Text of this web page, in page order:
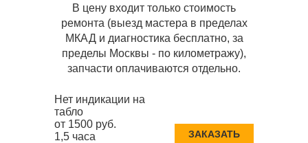
В цену входит только стоимость
ремонта (выезд мастера в пределах
МКАД и диагностика бесплатно, за
пределы Москвы - по километражу),
запчасти оплачиваются отдельно.
Нет индикации на
табло
от 1500 руб.
1,5 часа
ЗАКАЗАТЬ